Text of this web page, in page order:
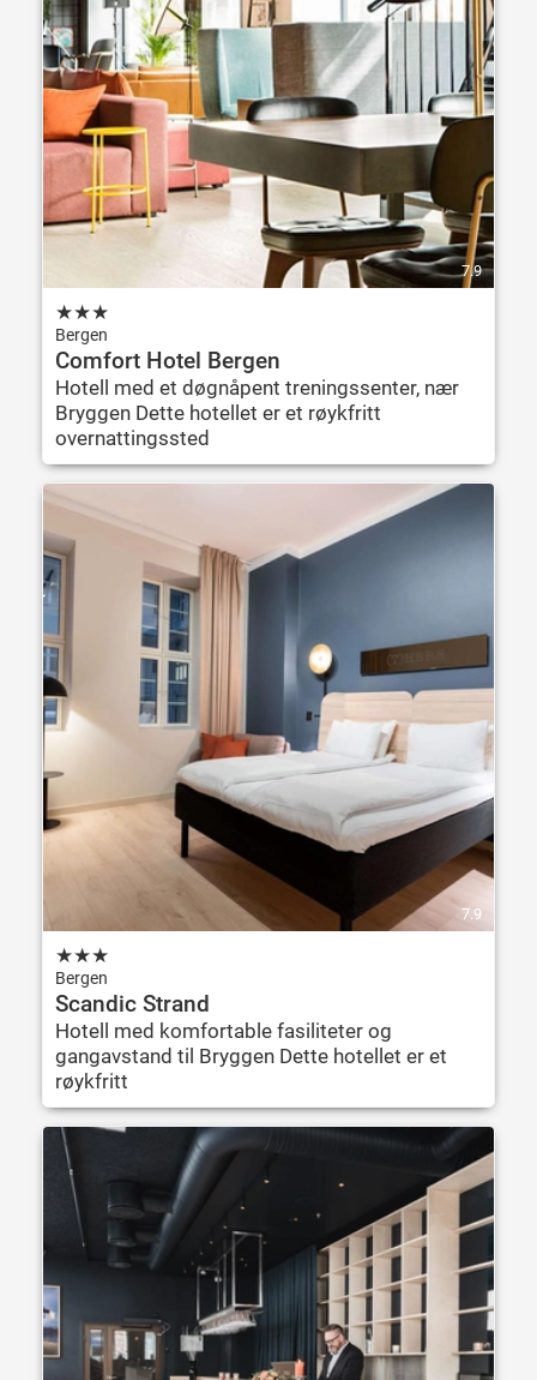
7.9
★★★
Bergen
Comfort Hotel Bergen
Hotell med et døgnåpent treningssenter, nær
Bryggen Dette hotellet er et røykfritt
overnattingssted
7.9
★★★
Bergen
Scandic Strand
Hotell med komfortable fasiliteter og
gangavstand til Bryggen Dette hotellet er et
røykfritt